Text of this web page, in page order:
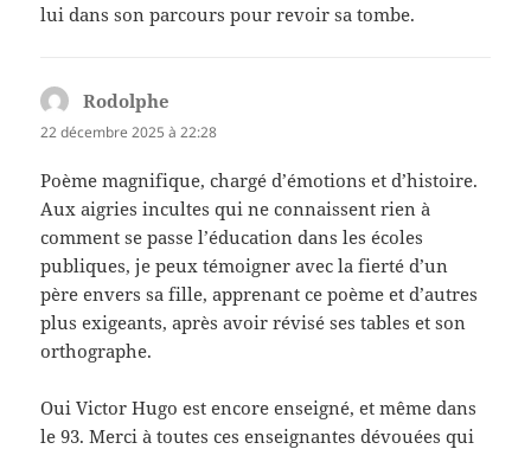
lui dans son parcours pour revoir sa tombe.
Rodolphe
22 décembre 2025 à 22:28
Poème magnifique, chargé d’émotions et d’histoire.
Aux aigries incultes qui ne connaissent rien à
comment se passe l’éducation dans les écoles
publiques, je peux témoigner avec la fierté d’un
père envers sa fille, apprenant ce poème et d’autres
plus exigeants, après avoir révisé ses tables et son
orthographe.
Oui Victor Hugo est encore enseigné, et même dans
le 93. Merci à toutes ces enseignantes dévouées qui